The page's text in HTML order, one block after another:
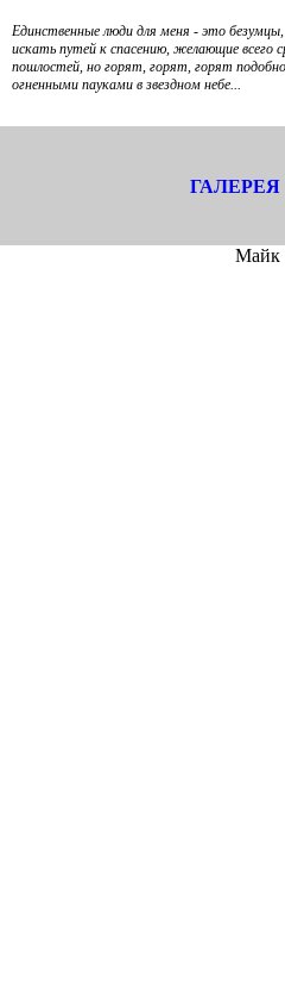
Единственные люди для меня - это
искать путей к спасению, желающие всего
пошлостей, но горят, горят, горят
огненными пауками в звездном небе...
ГАЛЕРЕЯ